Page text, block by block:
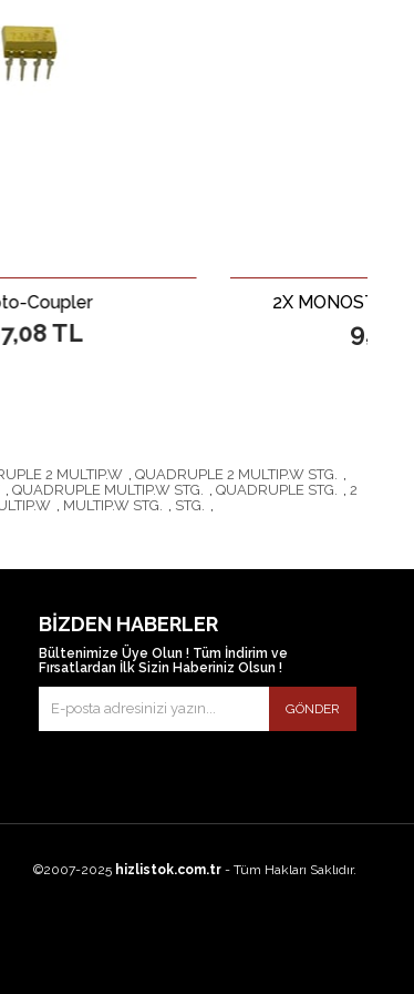
2X MONOSTABLE MULTIVIB.
2 MULTIP.W QUADRUPLE 2 MULTIP.W STG.
QUADRUPLE MULTIP.W STG. QUADRUPLE STG.
2
MULTIP.W STG. STG.
BIZDEN HABERLER
Bültenimize Üye Olun ! Tüm İndirim ve
Fırsatlardan İlk Sizin Haberiniz Olsun !
GÖNDER
©2007-2025 hizlistok.com.tr - Tüm Hakları Saklıdır.